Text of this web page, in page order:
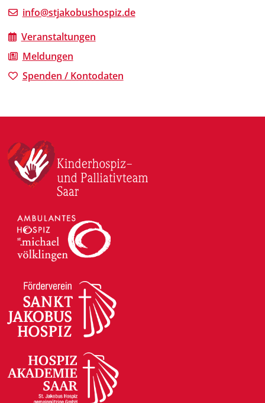
info@stjakobushospiz.de
Veranstaltungen
Meldungen
Spenden / Kontodaten